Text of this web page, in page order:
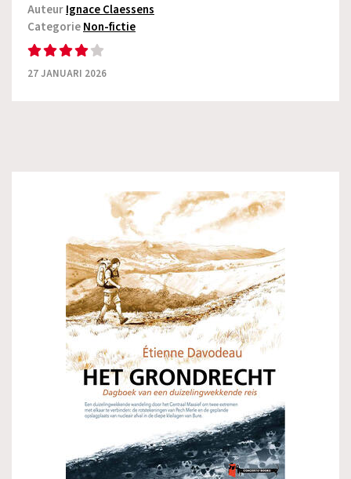
AuteurIgnace Claessens
CategorieNon-fictie
27 JANUARI 2026